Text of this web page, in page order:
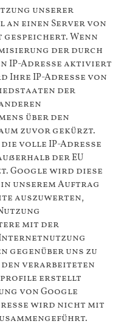
unserer
an einen Server von
Wenn
der durch
IP-Adresse aktiviert
Ihre IP-Adresse von
der
über den
zuvor gekürzt.
volle IP-Adresse
der EU
Google wird diese
unserem Auftrag
auszuwerten,
mit der
Internetnutzung
gegenüber uns zu
den verarbeiteten
erstellt
von Google
wird nicht mit